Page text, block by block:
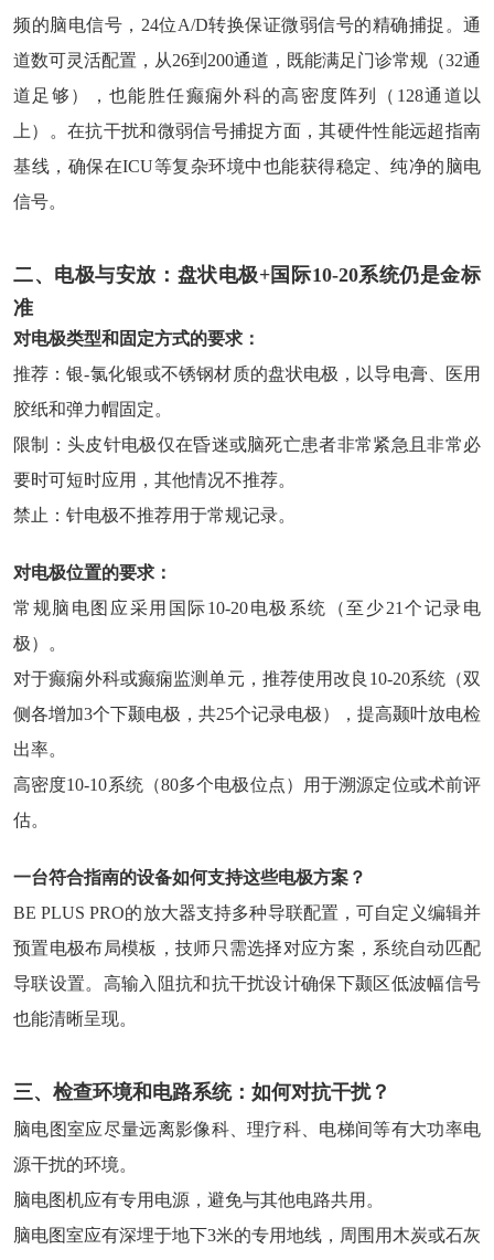
频的脑电信号，24位A/D转换保证微弱信号的精确捕捉。通
道数可灵活配置，从26到200通道，既能满足门诊常规（32通
道足够），也能胜任癫痫外科的高密度阵列（128通道以
上）。在抗干扰和微弱信号捕捉方面，其硬件性能远超指南
基线，确保在ICU等复杂环境中也能获得稳定、纯净的脑电
信号。
二、电极与安放： 盘状电极+国际10-20系统仍是金标
准
对电极类型和固定方式的要求：
推荐：银-氯化银或不锈钢材质的盘状电极，以导电膏、医用
胶纸和弹力帽固定。
限制：头皮针电极仅在昏迷或脑死亡患者非常紧急且非常必
要时可短时应用，其他情况不推荐。
禁止：针电极不推荐用于常规记录。
对电极位置的要求：
常规脑电图应采用国际10-20电极系统（至少21个记录电
极）。
对于癫痫外科或癫痫监测单元，推荐使用改良10-20系统（双
侧各增加3个下颞电极，共25个记录电极），提高颞叶放电检
出率。
高密度10-10系统（80多个电极位点）用于溯源定位或术前评
估。
一台符合指南的设备如何支持这些电极方案？
BE PLUS PRO的放大器支持多种导联配置，可自定义编辑并
预置电极布局模板，技师只需选择对应方案，系统自动匹配
导联设置。高输入阻抗和抗干扰设计确保下颞区低波幅信号
也能清晰呈现。
三、检查环境和电路系统：如何对抗干扰？
脑电图室应尽量远离影像科、理疗科、电梯间等有大功率电
源干扰的环境。
脑电图机应有专用电源，避免与其他电路共用。
脑电图室应有深埋于地下3米的专用地线，周围用木炭或石灰